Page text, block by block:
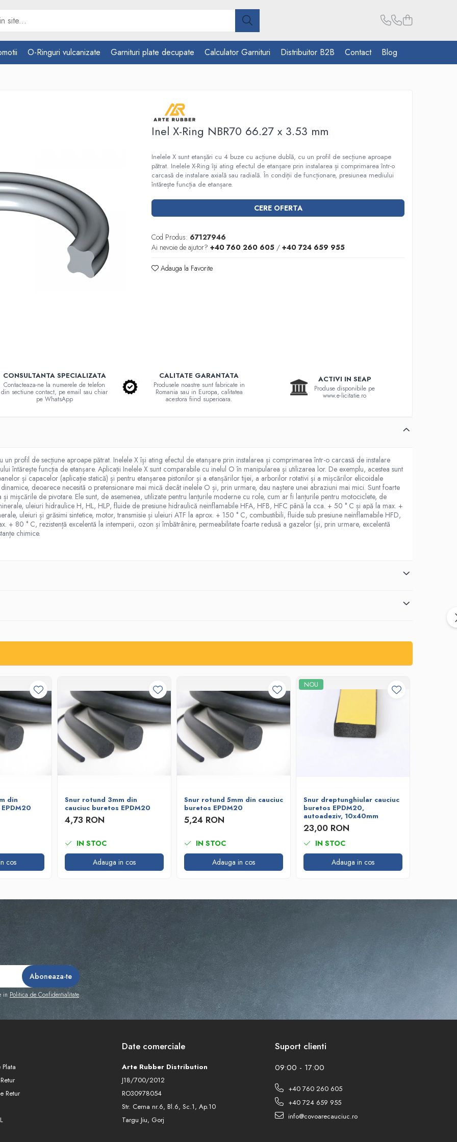
O-Ringuri vulcanizate Garnituri plate decupate Calculator Garnituri Distribuitor B2B Contact Blog
Inel X-Ring NBR70 66.27 x 3.53 mm
Inelele X sunt etanșări cu 4 buze cu acțiune dublă, cu un profil de secțiune aproape
pătrat. Inelele X-Ring își ating efectul de etanșare prin instalarea și comprimarea într-o
carcasă de instalare axială sau radială. În condiții de funcționare, presiunea mediului
întărește funcția de etanșare.
CERE OFERTA
Cod Produs: 67127946
Ai nevoie de ajutor? +40 760 260 605 /+40 724 659 955
Adauga la Favorite
CONSULTANTA SPECIALIZATA
Contacteaza-ne la numerele de telefon
din sectiune contact, pe email sau chiar
pe WhatsApp
CALITATE GARANTATA
Produsele noastre sunt fabricate in
Romania sau in Europa, calitatea
acestora fiind superioara.
ACTIVI IN SEAP
Produse disponibile pe
www.e-licitatie.ro
profil de secțiune aproape pătrat. Inelele X își ating efectul de etanșare prin instalarea și comprimarea într-o carcasă de instalare
întărește funcția de etanșare. Aplicații Inelele X sunt comparabile cu inelul O în manipularea și utilizarea lor. De exemplu, acestea sunt
și capacelor (aplicație statică) și pentru etanșarea pistonilor și a etanșărilor tijei, a arborilor rotativi și a mișcărilor elicoidale
deoarece necesită o pretensionare mai mică decât inelele O și, prin urmare, dau naștere unei abraziuni mai mici. Sunt foarte
mișcările de pivotare. Ele sunt, de asemenea, utilizate pentru lanțurile moderne cu role, cum ar fi lanțurile pentru motociclete, de
uleiuri hidraulice H, HL, HLP, fluide de presiune hidraulică neinflamabile HFA, HFB, HFC până la cca. + 50 ° C și apă la max. +
uleiuri și grăsimi sintetice, motor, transmisie și uleiuri ATF la aprox. + 150 ° C, combustibili, fluide sub presiune neinflamabile HFD,
+ 80 ° C, rezistență excelentă la intemperii, ozon și îmbătrânire, permeabilitate foarte redusă a gazelor (și, prin urmare, excelentă
chimice.
din
cos
Snur rotund 3mm din
cauciuc buretos EPDM20
4,73 RON
IN STOC
Adauga in cos
Snur rotund 5mm din cauciuc
buretos EPDM20
5,24 RON
IN STOC
Adauga in cos
NOU
Snur dreptunghiular cauciuc
buretos EPDM20,
autoadeziv, 10x40mm
23,00 RON
IN STOC
Adauga in cos
in Politica de Confidentialitate
Retur
Date comerciale
Arte Rubber Distribution
J18/700/2012
RO30978054
Str. Cerna nr.6, Bl.6, Sc.1, Ap.10
Targu Jiu, Gorj
Suport clienti
09:00 - 17:00
+40 760 260 605
+40 724 659 955
info@covoarecauciuc.ro